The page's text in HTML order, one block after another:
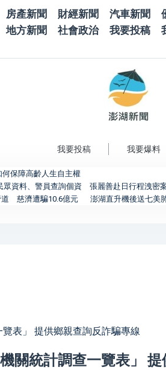
房產新聞 財經新聞 汽車新聞
地方新聞 社會政治 我要投稿
我要投稿 我要爆料
保障高齡人生自主權
眾資料、警員查詢個資 張麗善赴日行程洩密
道 慈濟遭騙10.6億元
澎湖直升機後送七美
關統計調查一覽表」